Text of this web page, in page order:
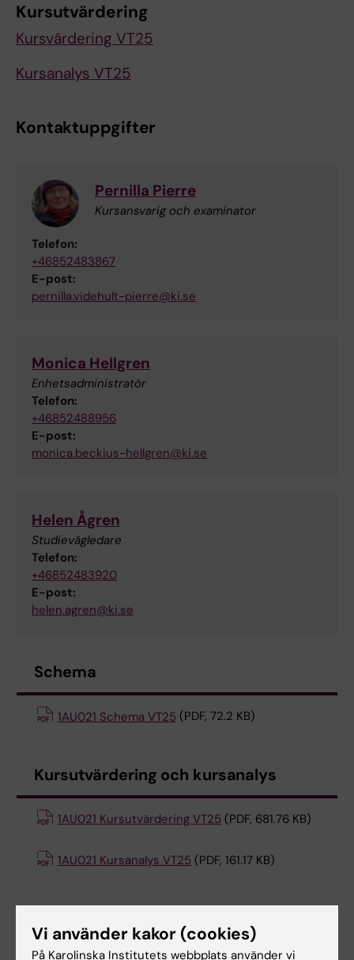
Kursutvärdering
Kursvärdering VT25
Kursanalys VT25
Kontaktuppgifter
Pernilla Pierre
Kursansvarig och examinator
Telefon:
+46852483867
E-post:
pernilla.videhult-pierre@ki.se
Monica Hellgren
Enhetsadministratör
Telefon:
+46852488956
E-post:
monica.beckius-hellgren@ki.se
Helen Ågren
Studievägledare
Telefon:
+46852483920
E-post:
helen.agren@ki.se
Schema
1AU021 Schema VT25 (PDF, 72.2 KB)
Kursutvärdering och kursanalys
1AU021 Kursutvärdering VT25 (PDF, 681.76 KB)
1AU021 Kursanalys VT25 (PDF, 161.17 KB)
Vi använder kakor (cookies)
På Karolinska Institutets webbplats använder vi